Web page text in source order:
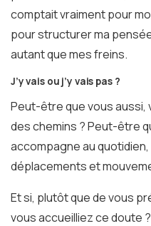
comptait vraiment pour
pour structurer ma
autant que mes freins.
J’y vais ou j’y vais pas ?
Peut-être que vous aussi,
des chemins ? Peut-être
accompagne au
déplacements et
Et si, plutôt que de vous
vous accueilliez ce doute